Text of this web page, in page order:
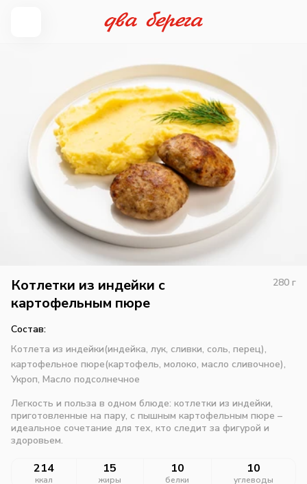
Котлетки из индейки с
картофельным пюре
280 г
Состав:
Котлета из индейки(индейка, лук, сливки, соль, перец),
картофельное пюре(картофель, молоко, масло сливочное),
Укроп, Масло подсолнечное
Легкость и польза в одном блюде: котлетки из индейки,
приготовленные на пару, с пышным картофельным пюре –
идеальное сочетание для тех, кто следит за фигурой и
здоровьем.
214
ккал
15
жиры
10
белки
10
углеводы